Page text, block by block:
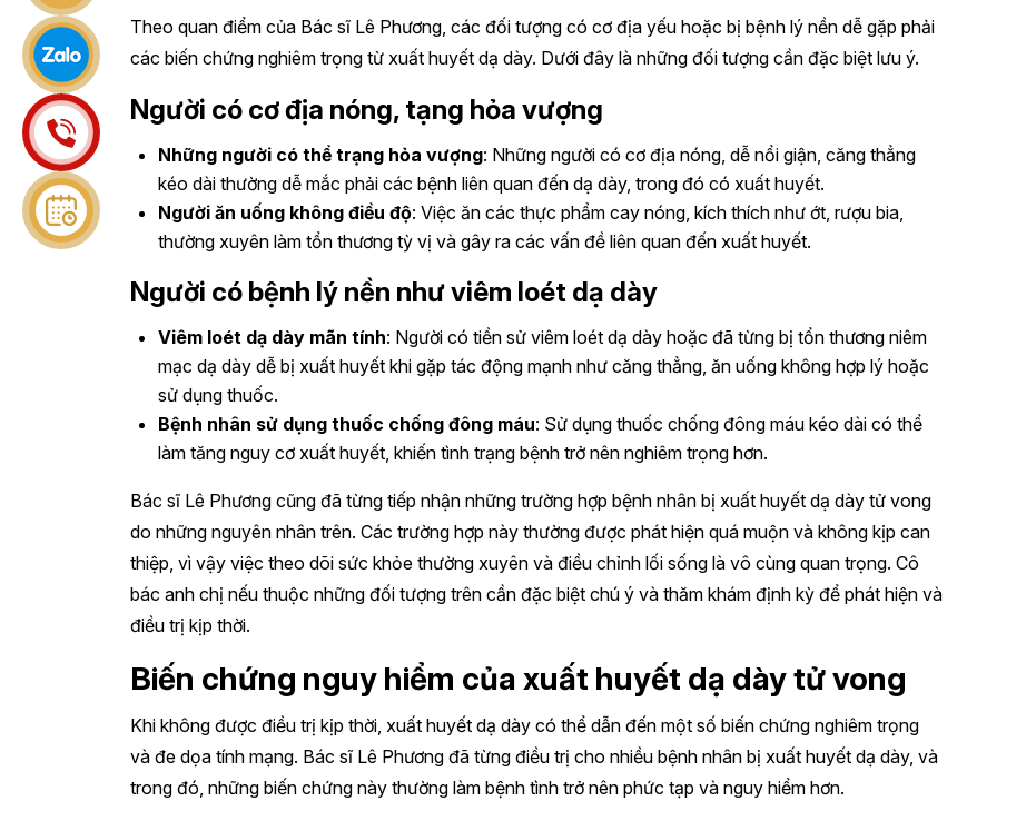
Theo quan điểm của Bác sĩ Lê Phương, các đối tượng có cơ địa yếu hoặc bị bệnh lý nền dễ gặp phải
các biến chứng nghiêm trọng từ xuất huyết dạ dày. Dưới đây là những đối tượng cần đặc biệt lưu ý.
Người có cơ địa nóng, tạng hỏa vượng
Những người có thể trạng hỏa vượng: Những người có cơ địa nóng, dễ nổi giận, căng thẳng
kéo dài thường dễ mắc phải các bệnh liên quan đến dạ dày, trong đó có xuất huyết.
Người ăn uống không điều độ: Việc ăn các thực phẩm cay nóng, kích thích như ớt, rượu bia,
thường xuyên làm tổn thương tỳ vị và gây ra các vấn đề liên quan đến xuất huyết.
Người có bệnh lý nền như viêm loét dạ dày
Viêm loét dạ dày mãn tính: Người có tiền sử viêm loét dạ dày hoặc đã từng bị tổn thương niêm
mạc dạ dày dễ bị xuất huyết khi gặp tác động mạnh như căng thẳng, ăn uống không hợp lý hoặc
sử dụng thuốc.
Bệnh nhân sử dụng thuốc chống đông máu: Sử dụng thuốc chống đông máu kéo dài có thể
làm tăng nguy cơ xuất huyết, khiến tình trạng bệnh trở nên nghiêm trọng hơn.
Bác sĩ Lê Phương cũng đã từng tiếp nhận những trường hợp bệnh nhân bị xuất huyết dạ dày tử vong
do những nguyên nhân trên. Các trường hợp này thường được phát hiện quá muộn và không kịp can
thiệp, vì vậy việc theo dõi sức khỏe thường xuyên và điều chỉnh lối sống là vô cùng quan trọng. Cô
bác anh chị nếu thuộc những đối tượng trên cần đặc biệt chú ý và thăm khám định kỳ để phát hiện và
điều trị kịp thời.
Biến chứng nguy hiểm của xuất huyết dạ dày tử vong
Khi không được điều trị kịp thời, xuất huyết dạ dày có thể dẫn đến một số biến chứng nghiêm trọng
và đe dọa tính mạng. Bác sĩ Lê Phương đã từng điều trị cho nhiều bệnh nhân bị xuất huyết dạ dày, và
trong đó, những biến chứng này thường làm bệnh tình trở nên phức tạp và nguy hiểm hơn.